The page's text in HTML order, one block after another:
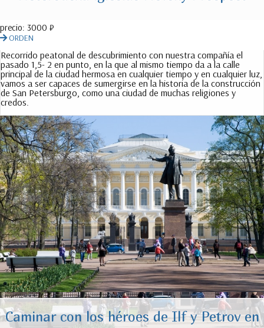
precio: 3000 ₽
ORDEN
Recorrido peatonal de descubrimiento con nuestra compañía el
pasado 1,5- 2 en punto, en la que al mismo tiempo da a la calle
principal de la ciudad hermosa en cualquier tiempo y en cualquier luz,
vamos a ser capaces de sumergirse en la historia de la construcción
de San Petersburgo, como una ciudad de muchas religiones y
credos.
Caminar con los héroes de Ilf y Petrov en